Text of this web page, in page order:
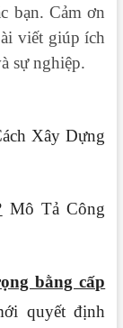
bạn. Cảm ơn
viết giúp ích
sự nghiệp.
Xây Dựng
Mô Tả Công
bằng cấp
quyết định